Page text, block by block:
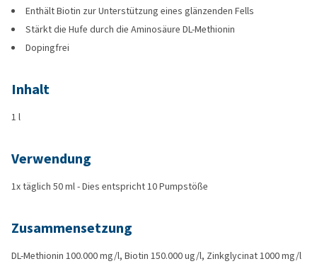
Enthält Biotin zur Unterstützung eines glänzenden Fells
Stärkt die Hufe durch die Aminosäure DL-Methionin
Dopingfrei
Inhalt
1 l
Verwendung
1x täglich 50 ml - Dies entspricht 10 Pumpstöße
Zusammensetzung
DL-Methionin 100.000 mg/l, Biotin 150.000 ug/l, Zinkglycinat 1000 mg/l